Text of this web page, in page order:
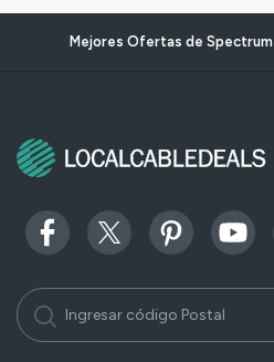
Mejores Ofertas de Spectrum